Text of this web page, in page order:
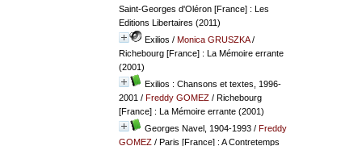
Saint-Georges d'Oléron [France] : Les
Editions Libertaires (2011)
Exilios / Monica GRUSZKA/
Richebourg [France] : La Mémoire errante
(2001)
Exilios : Chansons et textes, 1996-
2001 / Freddy GOMEZ/ Richebourg
[France] : La Mémoire errante (2001)
Georges Navel, 1904-1993/ Freddy
GOMEZ/ Paris [France] : A Contretemps